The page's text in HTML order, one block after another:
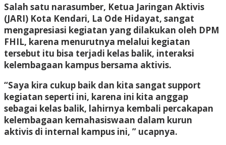
Salah satu narasumber, Ketua Jaringan Aktivis
(JARI) Kota Kendari, La Ode Hidayat, sangat
mengapresiasi kegiatan yang dilakukan oleh DPM
FHIL, karena menurutnya melalui kegiatan
tersebut itu bisa terjadi kelas balik, interaksi
kelembagaan kampus bersama aktivis.
“Saya kira cukup baik dan kita sangat support
kegiatan seperti ini, karena ini kita anggap
sebagai kelas balik, lahirnya kembali percakapan
kelembagaan kemahasiswaan dalam kurun
aktivis di internal kampus ini, ” ucapnya.